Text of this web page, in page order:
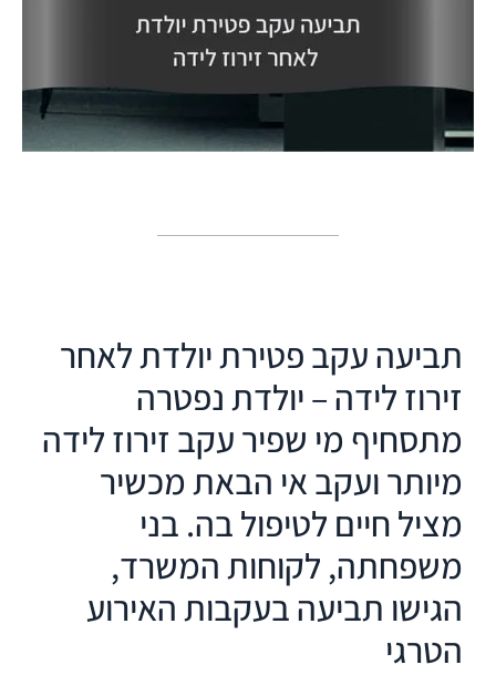
תביעה עקב פטירת יולדת לאחר
זירוז לידה – יולדת נפטרה
מתסחיף מי שפיר עקב זירוז לידה
מיותר ועקב אי הבאת מכשיר
מציל חיים לטיפול בה. בני
משפחתה, לקוחות המשרד,
הגישו תביעה בעקבות האירוע
הטרגי